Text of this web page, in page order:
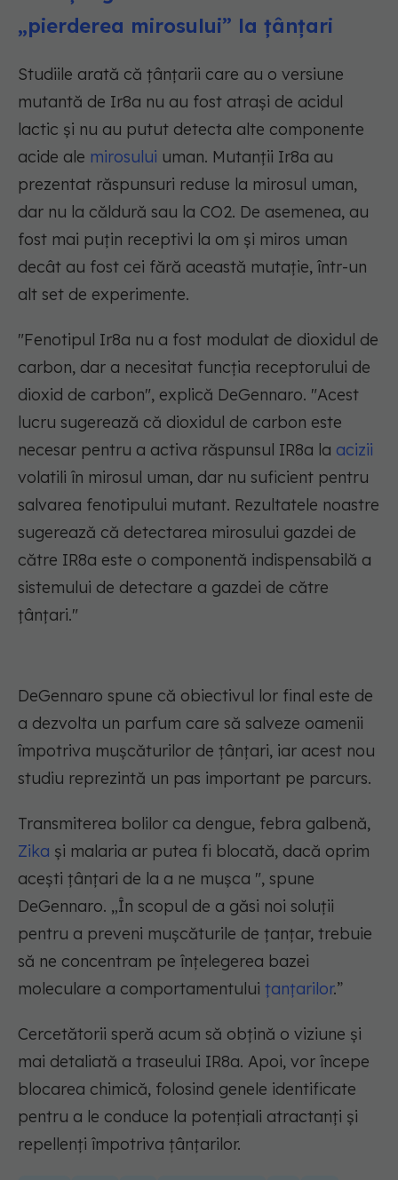
„pierderea mirosului” la țânțari
Studiile arată că țânțarii care au o versiune
mutantă de Ir8a nu au fost atrași de acidul
lactic și nu au putut detecta alte componente
acide ale mirosului uman. Mutanții Ir8a au
prezentat răspunsuri reduse la mirosul uman,
dar nu la căldură sau la CO2. De asemenea, au
fost mai puțin receptivi la om și miros uman
decât au fost cei fără această mutație, într-un
alt set de experimente.
"Fenotipul Ir8a nu a fost modulat de dioxidul de
carbon, dar a necesitat funcția receptorului de
dioxid de carbon", explică DeGennaro. "Acest
lucru sugerează că dioxidul de carbon este
necesar pentru a activa răspunsul IR8a la acizii
volatili în mirosul uman, dar nu suficient pentru
salvarea fenotipului mutant. Rezultatele noastre
sugerează că detectarea mirosului gazdei de
către IR8a este o componentă indispensabilă a
sistemului de detectare a gazdei de către
țânțari."
DeGennaro spune că obiectivul lor final este de
a dezvolta un parfum care să salveze oamenii
împotriva mușcăturilor de țânțari, iar acest nou
studiu reprezintă un pas important pe parcurs.
Transmiterea bolilor ca dengue, febra galbenă,
Zika și malaria ar putea fi blocată, dacă oprim
acești țânțari de la a ne mușca ", spune
DeGennaro. „În scopul de a găsi noi soluții
pentru a preveni mușcăturile de țanțar, trebuie
să ne concentram pe înțelegerea bazei
moleculare a comportamentului țanțarilor.”
Cercetătorii speră acum să obțină o viziune și
mai detaliată a traseului IR8a. Apoi, vor începe
blocarea chimică, folosind genele identificate
pentru a le conduce la potențiali atractanți și
repellenți împotriva țânțarilor.